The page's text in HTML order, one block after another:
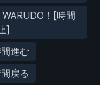
WARUDO！[時間
]
進む
戻る